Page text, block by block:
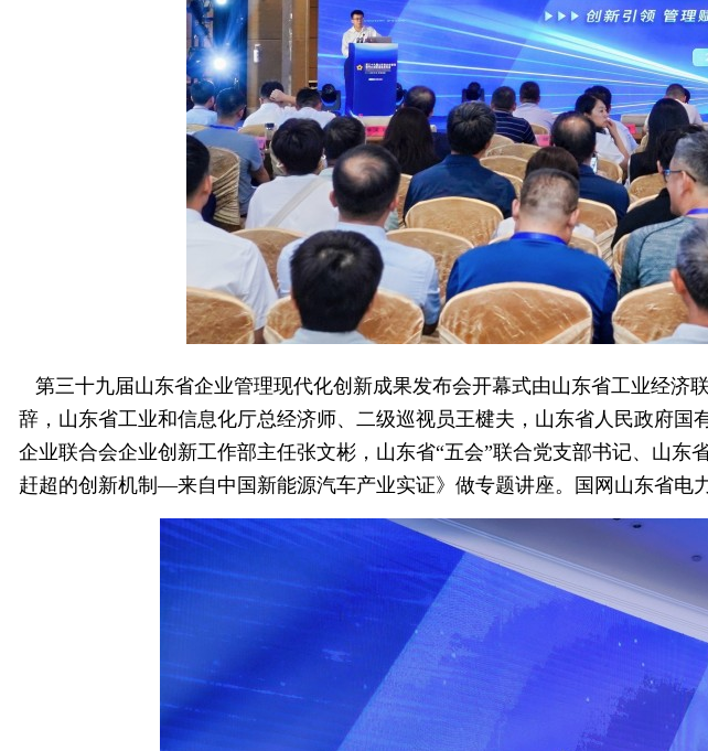
第三十九届山东省企业管理现代化创新成果发布会开幕式由山东省工业经济
辞，山东省工业和信息化厅总经济师、二级巡视员王楗夫，山东省人民政府
企业联合会企业创新工作部主任张文彬，山东省“五会”联合党支部书记、山
赶超的创新机制—来自中国新能源汽车产业实证》做专题讲座。国网山东省电